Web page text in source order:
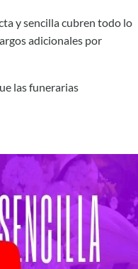
y sencilla cubren todo lo
adicionales por
las funerarias